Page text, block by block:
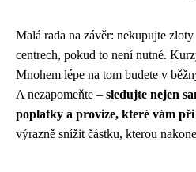
Malá rada na závěr: nekupujte
centrech, pokud to není nutné.
Mnohem lépe na tom budete v
A nezapomeňte – sledujte nejen
poplatky a provize, které vám
výrazně snížit částku, kterou